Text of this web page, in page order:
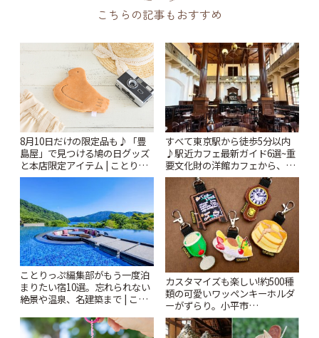
こちらの記事もおすすめ
8月10日だけの限定品も♪「豊
島屋」で見つける鳩の日グッズ
と本店限定アイテム | ことりっ
ぷ
すべて東京駅から徒歩5分以内
♪駅近カフェ最新ガイド6選~重
要文化財の洋館カフェから、改
札すぐのレトロ喫茶まで~ | こと
りっぷ
ことりっぷ編集部がもう一度泊
まりたい宿10選。忘れられない
絶景や温泉、名建築まで | こと
カスタマイズも楽しい!約500種
類の可愛いワッペンキーホルダ
ーがずらり。小平市
「Kimamaya T&K」 | ことりっ
ぷ